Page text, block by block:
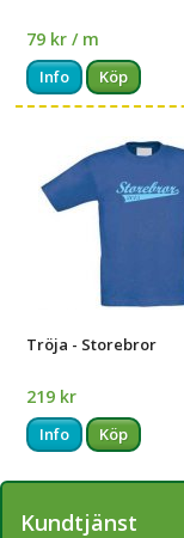
79 kr / m
Info Köp
Tröja - Storebror
219 kr
Info Köp
Kundtjänst